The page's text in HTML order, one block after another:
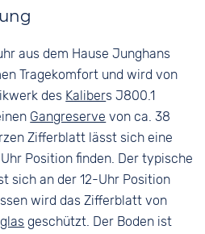
aus dem Hause Junghans
Tragekomfort und wird von
des Kalibers J800.1
Gangreserve von ca. 38
Zifferblatt lässt sich eine
Position finden. Der typische
sich an der 12-Uhr Position
wird das Zifferblatt von
geschützt. Der Boden ist